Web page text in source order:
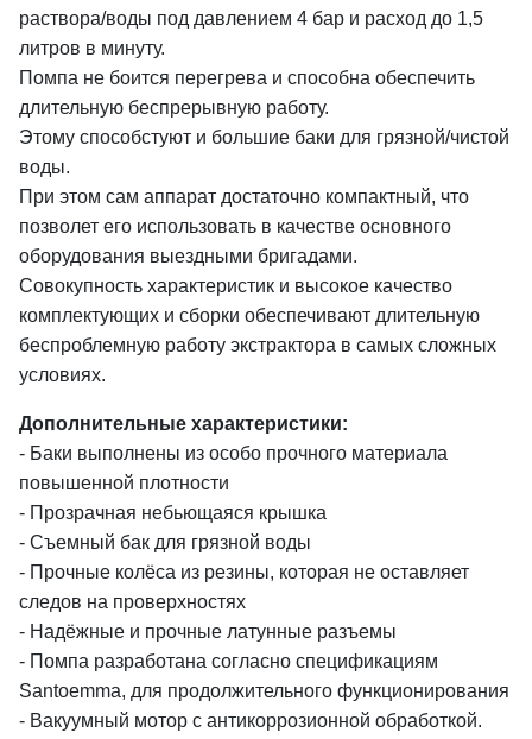
раствора/воды под давлением 4 бар и расход до 1,5
литров в минуту.
Помпа не боится перегрева и способна обеспечить
длительную беспрерывную работу.
Этому способстуют и большие баки для грязной/чистой
воды.
При этом сам аппарат достаточно компактный, что
позволет его использовать в качестве основного
оборудования выездными бригадами.
Совокупность характеристик и высокое качество
комплектующих и сборки обеспечивают длительную
беспроблемную работу экстрактора в самых сложных
условиях.
Дополнительные характеристики:
- Баки выполнены из особо прочного материала
повышенной плотности
- Прозрачная небьющаяся крышка
- Съемный бак для грязной воды
- Прочные колёса из резины, которая не оставляет
следов на проверхностях
- Надёжные и прочные латунные разъемы
- Помпа разработана согласно спецификациям
Santoemma, для продолжительного функционирования
- Вакуумный мотор с антикоррозионной обработкой.